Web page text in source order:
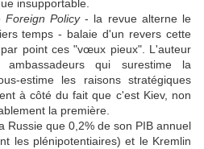
insupportable.
Foreign Policy- la revue alterne le
temps - balaie d'un revers cette
point ces "vœux pieux". L'auteur
ambassadeurs qui surestime la
estime les raisons stratégiques
à côté du fait que c'est Kiev, non
la première.
Russie que 0,2% de son PIB annuel
les plénipotentiaires) et le Kremlin